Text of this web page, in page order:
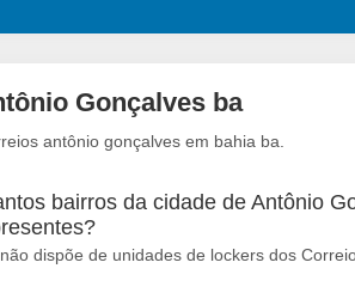
Gonçalves ba
antônio gonçalves em bahia ba.
bairros da cidade de Antônio
dispõe de unidades de lockers dos